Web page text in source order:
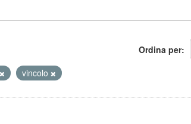
Ordina per
vincolo